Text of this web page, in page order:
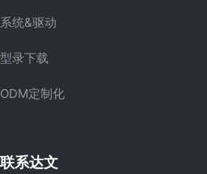
系统&驱动
型录下载
ODM定制化
联系达文